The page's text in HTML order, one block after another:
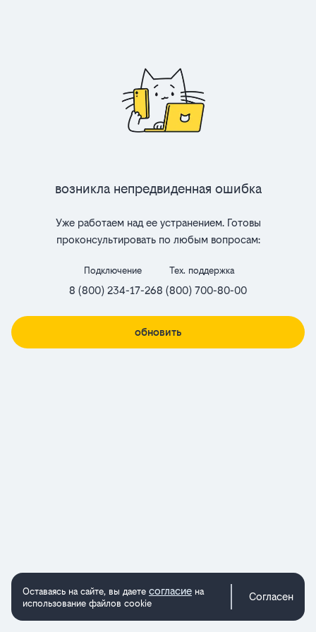
Возникла непредвиденная ошибка
Уже работаем над ее устранением. Готовы
проконсультировать по любым вопросам:
Подключение
8 (800) 234-17-26
Тех. поддержка
8 (800) 700-80-00
обновить
Оставаясь на сайте, вы даете согласие на
использование файлов cookie
Согласен